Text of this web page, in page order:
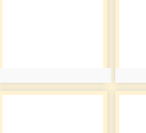
photo:346